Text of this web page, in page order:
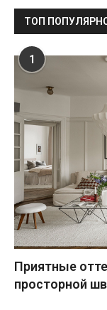
ТОП
1
Приятные
просторной